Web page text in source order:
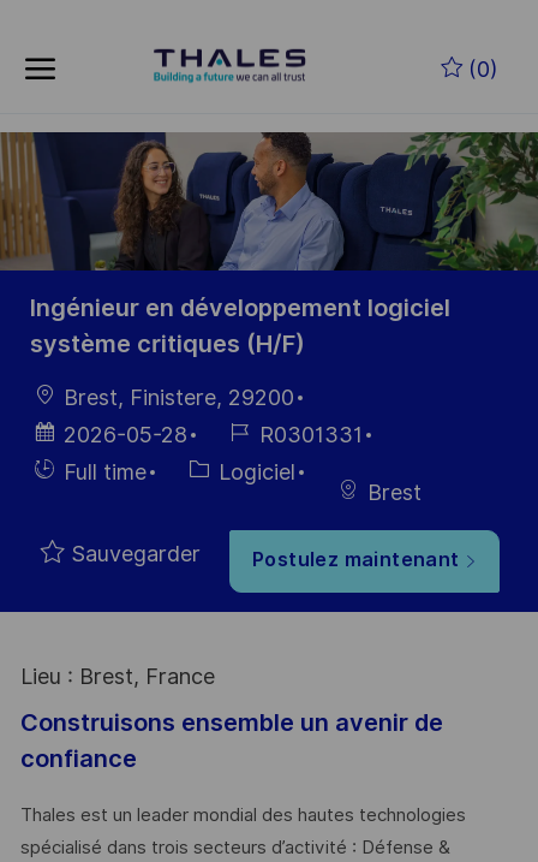
(0)
-
Ingénieur en développement logiciel
système critiques (H/F)
localisation
Brest, Finistere, 29200
Date
d’affichage
2026-05-28
Référence
du poste
R0301331
HiringFull time Catégorie
Logiciel
Brest
Sauvegarder Postulez maintenant
Lieu : Brest, France
Construisons ensemble un avenir de
confiance
Thales est un leader mondial des hautes technologies
spécialisé dans trois secteurs d’activité : Défense &